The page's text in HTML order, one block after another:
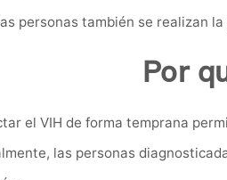
personas también se realizan
Por
el VIH de forma temprana
las personas